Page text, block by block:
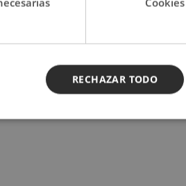
preferidos por aquellos que
México?
RECHAZAR TODO